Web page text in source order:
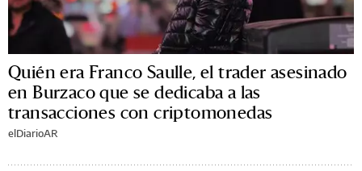
Quién era Franco Saulle, el trader asesinado
en Burzaco que se dedicaba a las
transacciones con criptomonedas
elDiarioAR